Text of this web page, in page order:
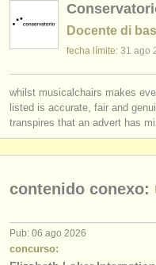
orquestas y teatros
conservatorios
jóvenes orquestas
musicalchairs:
acerca de
noticias sobre
Docente di
fecha límite: 31 ago
whilst musicalchairs makes
listed is accurate, fair and
transpires that an advert has
contenido conexo:
Pub: 06 ago 2026
concurso: